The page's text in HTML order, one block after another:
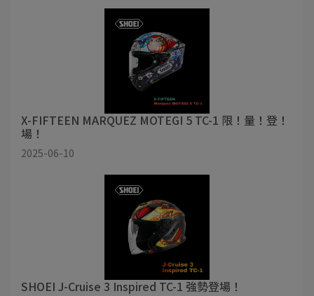
X-FIFTEEN MARQUEZ MOTEGI 5 TC-1 限！量！登！
場！
2025-06-10
SHOEI J-Cruise 3 Inspired TC-1 強勢登場！